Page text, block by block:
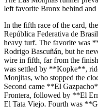
left favorite Bronx behind and
In the fifth race of the card,
República Federativa de
heavy turf. The favorite was
Rodrigo Bascuñán, but he
wire in fifth, far from the
was settled by **Kopke**,
Monjitas, who stopped the
Second came **El
Frontera, followed by **El
El Tata Viejo. Fourth was